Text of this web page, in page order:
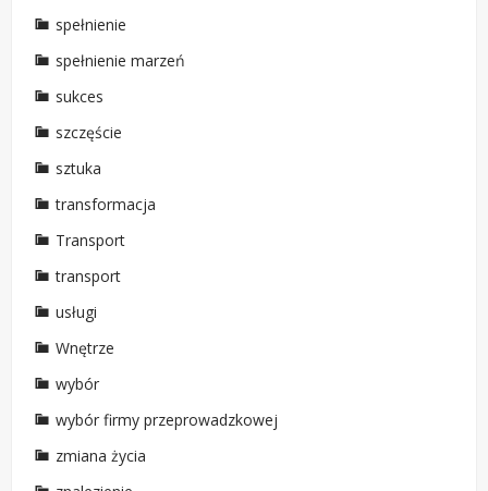
spełnienie
spełnienie marzeń
sukces
szczęście
sztuka
transformacja
Transport
transport
usługi
Wnętrze
wybór
wybór firmy przeprowadzkowej
zmiana życia